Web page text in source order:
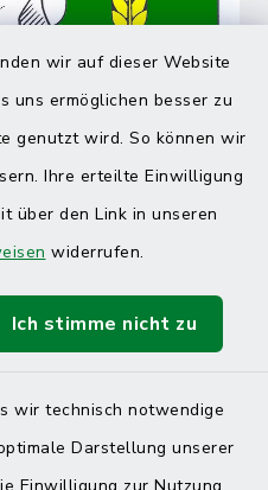
wir auf dieser Website
uns ermöglichen besser zu
genutzt wird. So können wir
Ihre erteilte Einwilligung
über den Link in unseren
widerrufen.
Ich stimme nicht zu
wir technisch notwendige
Darstellung unserer